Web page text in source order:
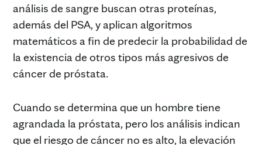
análisis de sangre buscan otras proteínas,
además del PSA, y aplican algoritmos
matemáticos a fin de predecir la probabilidad de
la existencia de otros tipos más agresivos de
cáncer de próstata.
Cuando se determina que un hombre tiene
agrandada la próstata, pero los análisis indican
que el riesgo de cáncer no es alto, la elevación